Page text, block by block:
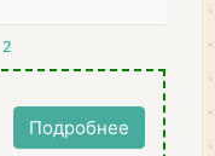
2
Подробнее